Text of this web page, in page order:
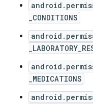
_CONDITIONS
_MEDICATIONS